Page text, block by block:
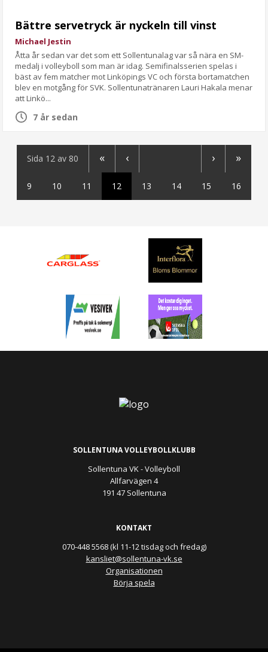
Bättre servetryck är nyckeln till vinst
Michael Jestin
Åtta år sedan var det som ett Sollentunalag var så nära en SM-
medalj i volleyboll som man är idag. Semifinalsserien spelas i
bäst av fem matcher mot Linköpings VC och första bortamatchen
blev en motgång för SVK. Sollentunatränaren Lauri Hakala menar
att Linkö...
7 år sedan
Sida 12 av 80 « ‹ › »
9 10 11 12 13 14 15 16
SOLLENTUNA VOLLEYBOLLKLUBB
Sollentuna VK - Volleyboll
Allfarvägen 4
191 47 Sollentuna
KONTAKT
070-448 5568 (kl 11-12 tisdag och fredag)
kansliet@sollentuna-vk.se
Organisationen
Börja spela